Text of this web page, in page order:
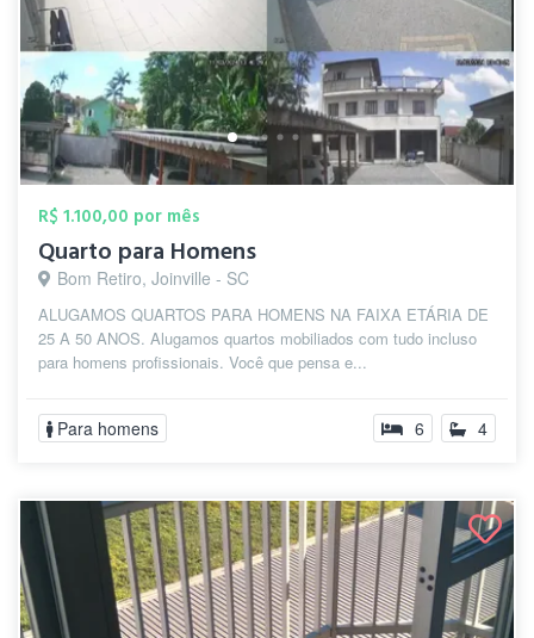
R$ 1.100,00 por mês
Quarto para Homens
Bom Retiro, Joinville - SC
ALUGAMOS QUARTOS PARA HOMENS NA FAIXA ETÁRIA DE
25 A 50 ANOS. Alugamos quartos mobiliados com tudo incluso
para homens profissionais. Você que pensa e...
Para homens 6 4